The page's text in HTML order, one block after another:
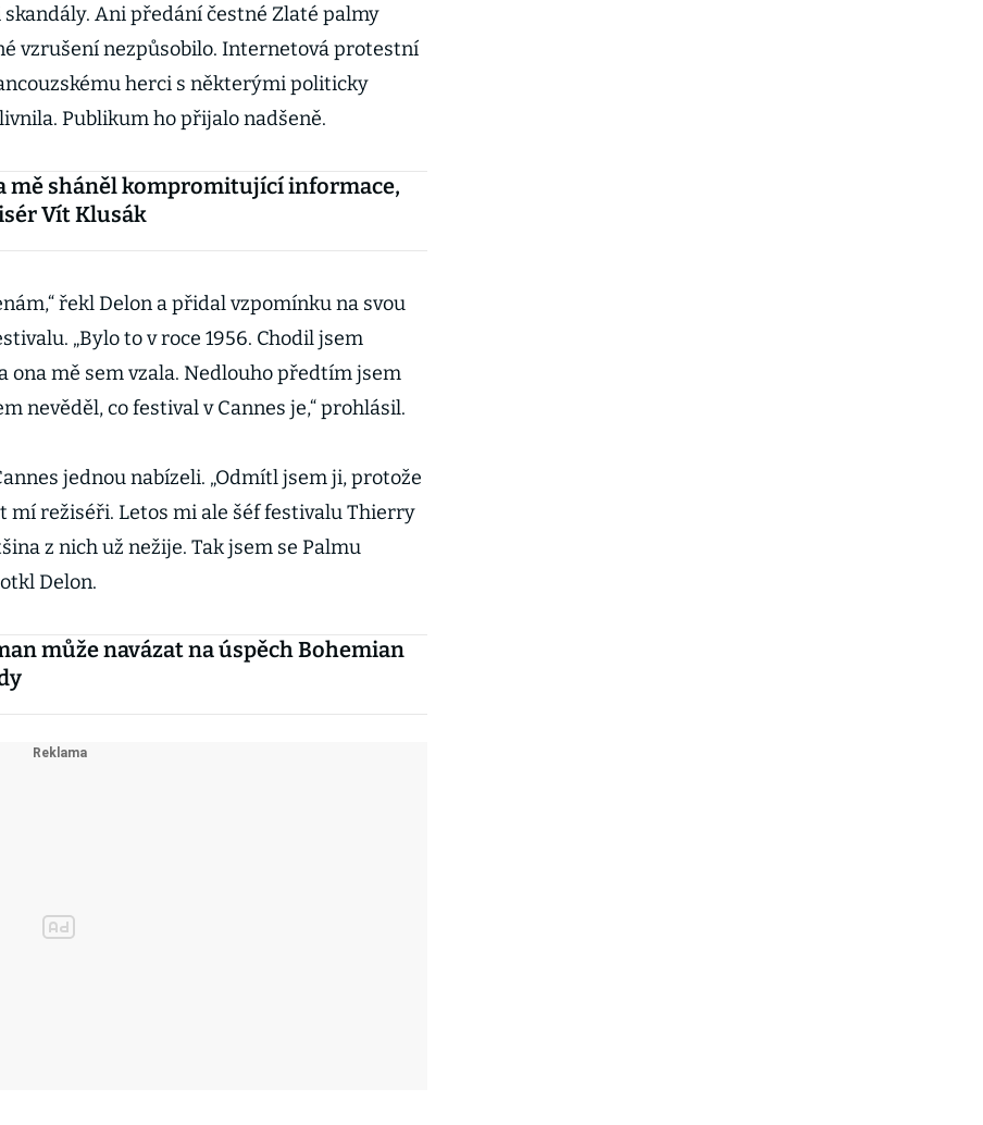
Ani předání čestné Zlaté palmy
vzrušení nezpůsobilo. Internetová protestní
herci s některými politicky
Publikum ho přijalo nadšeně.
mě sháněl kompromitující informace,
Vít Klusák
řekl Delon a přidal vzpomínku na svou
„Bylo to v roce 1956. Chodil jsem
ona mě sem vzala. Nedlouho předtím jsem
nevěděl, co festival v Cannes je,“ prohlásil.
jednou nabízeli. „Odmítl jsem ji, protože
mí režiséři. Letos mi ale šéf festivalu Thierry
z nich už nežije. Tak jsem se Palmu
Delon.
může navázat na úspěch Bohemian